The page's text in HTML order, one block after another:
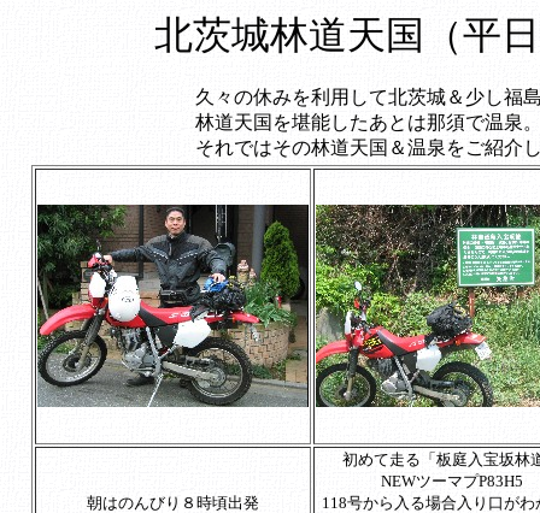
北茨城林道天国（平
久々の休みを利用して北茨城＆少し福
林道天国を堪能したあとは那須で温泉
それではその林道天国＆温泉をご紹介
朝はのんびり８時頃出発
初めて走る「板庭入宝坂林
NEWツーマプP83H5
118号から入る場合入り口がわ